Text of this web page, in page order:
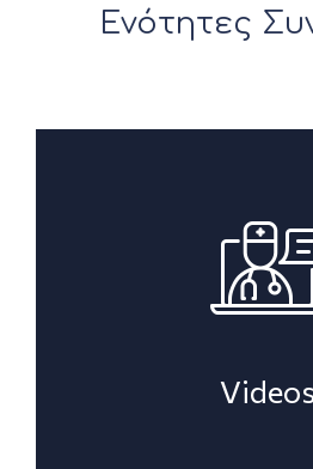
Ενότητες